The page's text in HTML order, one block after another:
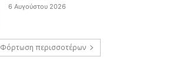
6 Αυγούστου 2026
Φόρτωση περισσοτέρων